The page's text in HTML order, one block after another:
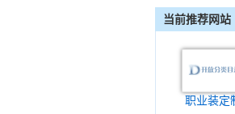
当前推荐网站
职业装定